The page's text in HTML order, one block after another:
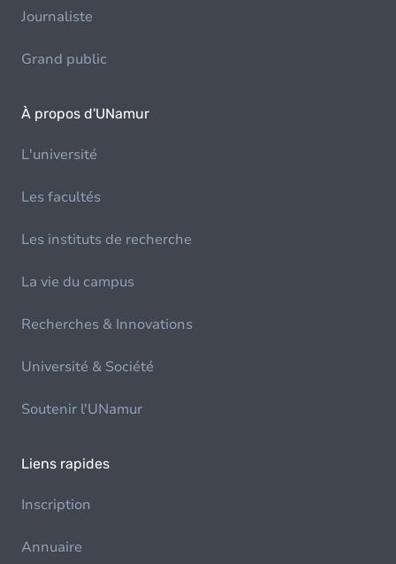
Journaliste
Grand public
À propos d'UNamur
L'université
Les facultés
Les instituts de recherche
La vie du campus
Recherches & Innovations
Université & Société
Soutenir l'UNamur
Liens rapides
Inscription
Annuaire